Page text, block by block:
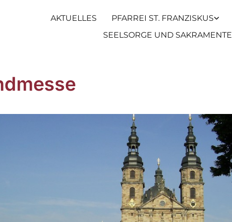
AKTUELLES PFARREI ST. FRANZISKUS
SEELSORGE UND SAKRAMENTE